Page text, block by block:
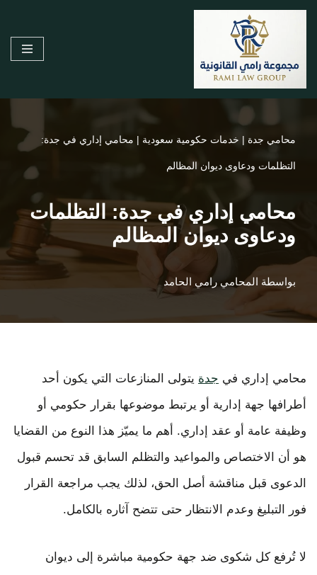
إلى
المحتوى
محامي جدة | خدمات حكومية سعودية | محامي إداري في جدة:
التظلمات ودعاوى ديوان المظالم
محامي إداري في جدة: التظلمات
ودعاوى ديوان المظالم
بواسطة المحامي رامي الحامد
محامي إداري في جدة يتولى المنازعات التي يكون أحد
أطرافها جهة إدارية أو يرتبط موضوعها بقرار حكومي أو
وظيفة عامة أو عقد إداري. أهم ما يميّز هذا النوع من القضايا
هو أن الاختصاص والمواعيد والتظلم السابق قد تحسم قبول
الدعوى قبل مناقشة أصل الحق، لذلك يجب مراجعة القرار
فور التبليغ وعدم الانتظار حتى تتضح آثاره بالكامل.
لا تُرفع كل شكوى ضد جهة حكومية مباشرة إلى ديوان